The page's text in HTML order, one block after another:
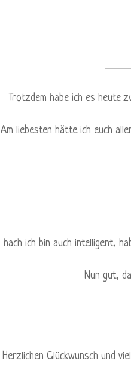
Trotzdem habe ich es heute
Am liebesten hätte ich euch
hach ich bin auch intelligent,
Nun gut,
Herzlichen Glückwunsch und